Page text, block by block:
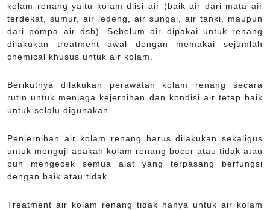
kolam renang yaitu kolam diisi air (baik air dari mata air
terdekat, sumur, air ledeng, air sungai, air tanki, maupun
dari pompa air dsb). Sebelum air dipakai untuk renang
dilakukan treatment awal dengan memakai sejumlah
chemical khusus untuk air kolam.
Berikutnya dilakukan perawatan kolam renang secara
rutin untuk menjaga kejernihan dan kondisi air tetap baik
untuk selalu digunakan.
Penjernihan air kolam renang harus dilakukan sekaligus
untuk menguji apakah kolam renang bocor atau tidak atau
pun mengecek semua alat yang terpasang berfungsi
dengan baik atau tidak.
Treatment air kolam renang tidak hanya untuk air kolam